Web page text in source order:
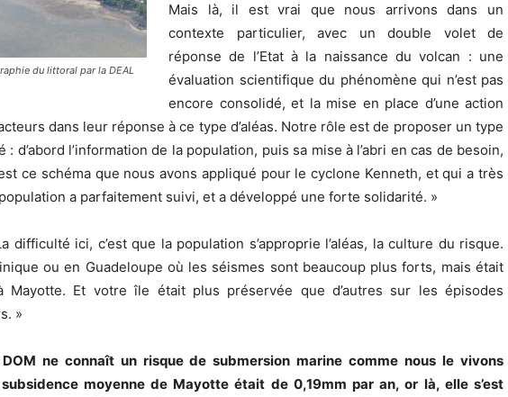
du littoral par la DEAL
Mais là, il est vrai que nous arrivons dans un
contexte particulier, avec un double volet de
réponse de l’Etat à la naissance du volcan : une
évaluation scientifique du phénomène qui n’est pas
encore consolidé, et la mise en place d’une action
dans leur réponse à ce type d’aléas. Notre rôle est de proposer un type
d’abord l’information de la population, puis sa mise à l’abri en cas de besoin,
ce schéma que nous avons appliqué pour le cyclone Kenneth, et qui a très
a parfaitement suivi, et a développé une forte solidarité. »
difficulté ici, c’est que la population s’approprie l’aléas, la culture du risque.
ou en Guadeloupe où les séismes sont beaucoup plus forts, mais était
Mayotte. Et votre île était plus préservée que d’autres sur les épisodes
»
ne connaît un risque de submersion marine comme nous le vivons
moyenne de Mayotte était de 0,19mm par an, or là, elle s’est